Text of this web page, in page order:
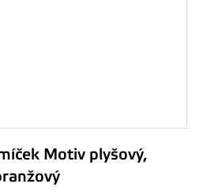
Motiv plyšový,